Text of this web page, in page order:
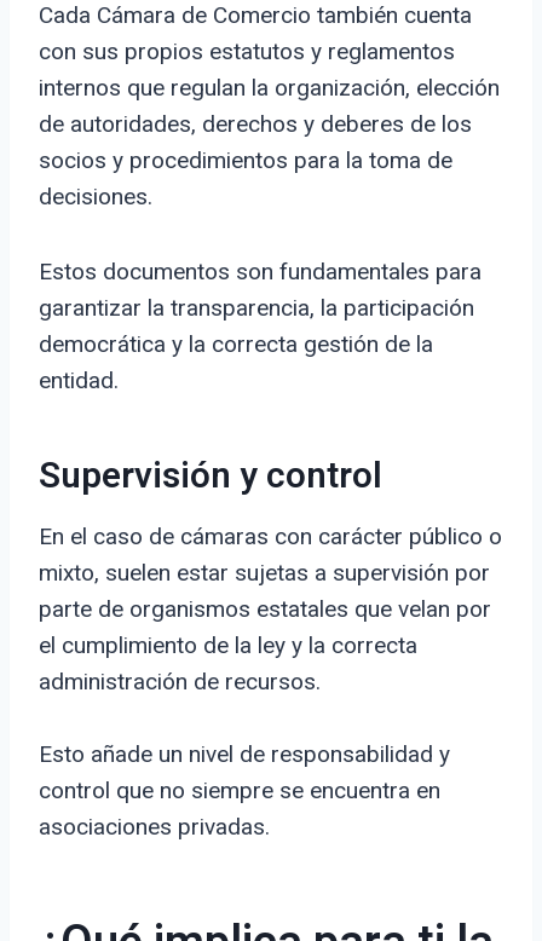
Cada Cámara de Comercio también cuenta
con sus propios estatutos y reglamentos
internos que regulan la organización, elección
de autoridades, derechos y deberes de los
socios y procedimientos para la toma de
decisiones.
Estos documentos son fundamentales para
garantizar la transparencia, la participación
democrática y la correcta gestión de la
entidad.
Supervisión y control
En el caso de cámaras con carácter público o
mixto, suelen estar sujetas a supervisión por
parte de organismos estatales que velan por
el cumplimiento de la ley y la correcta
administración de recursos.
Esto añade un nivel de responsabilidad y
control que no siempre se encuentra en
asociaciones privadas.